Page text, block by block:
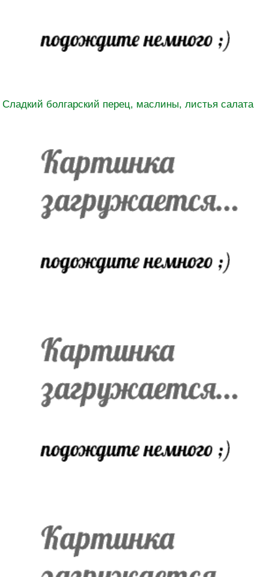
Сладкий болгарский перец, маслины, листья салата